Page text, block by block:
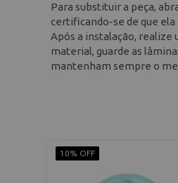
Para substituir a peça,
certificando-se de que
Após a instalação, realize
material, guarde as
mantenham sempre o
10% OFF